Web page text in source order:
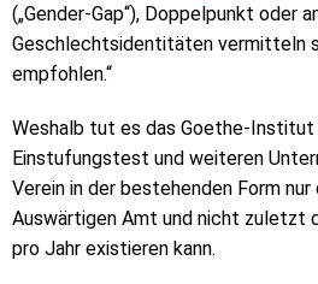
(„Gender-Gap“), Doppelpunkt oder
Geschlechtsidentitäten vermitteln
empfohlen.“
Weshalb tut es das Goethe-Institut
Einstufungstest und weiteren
Verein in der bestehenden Form
Auswärtigen Amt und nicht zuletzt
pro Jahr existieren kann.